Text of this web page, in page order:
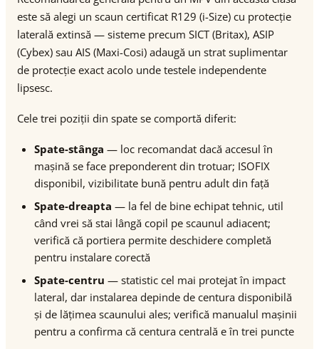
este să alegi un scaun certificat R129 (i-Size) cu protecție
laterală extinsă — sisteme precum SICT (Britax), ASIP
(Cybex) sau AIS (Maxi-Cosi) adaugă un strat suplimentar
de protecție exact acolo unde testele independente
lipsesc.
Cele trei poziții din spate se comportă diferit:
Spate-stânga — loc recomandat dacă accesul în
mașină se face preponderent din trotuar; ISOFIX
disponibil, vizibilitate bună pentru adult din față
Spate-dreapta — la fel de bine echipat tehnic, util
când vrei să stai lângă copil pe scaunul adiacent;
verifică că portiera permite deschidere completă
pentru instalare corectă
Spate-centru — statistic cel mai protejat în impact
lateral, dar instalarea depinde de centura disponibilă
și de lățimea scaunului ales; verifică manualul mașinii
pentru a confirma că centura centrală e în trei puncte